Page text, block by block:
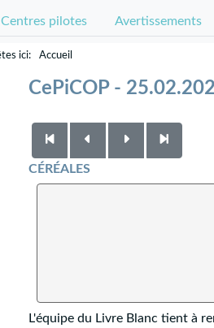
Centres pilotes Avertissements
Accueil
CePiCOP -
CÉRÉALES
L'équipe du Livre Blanc tient à